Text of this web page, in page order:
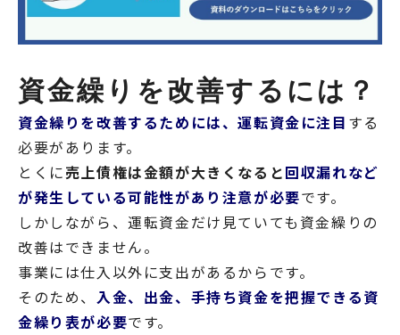
資金繰りを改善するには？
資金繰りを改善するためには、運転資金に注目 する
必要があります。
とくに売上債権は金額が大きくなると回収漏れなど
が発生している可能性があり注意が必要です。
しかしながら、運転資金だけ見ていても資金繰りの
改善はできません。
事業には仕入以外に支出があるからです。
そのため、 入金、出金、手持ち資金を把握できる資
金繰り表が必要です。